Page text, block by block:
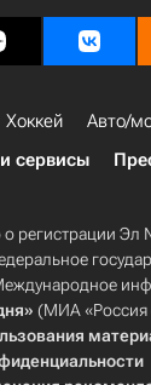
Хоккей Авто/
сервисы
о регистрации
(МИА «Россия